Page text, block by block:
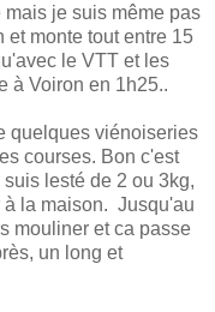
je suis même pas
monte tout entre 15
le VTT et les
à Voiron en 1h25..
quelques viénoiseries
courses. Bon c'est
lesté de 2 ou 3kg,
à la maison. Jusqu'au
mouliner et ca passe
un long et